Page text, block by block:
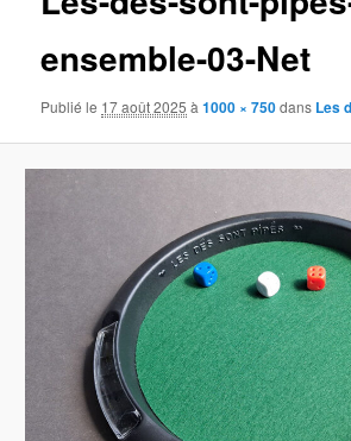
ensemble-03-Net
Publié le 17 août 2025 à1000 × 750dans Les